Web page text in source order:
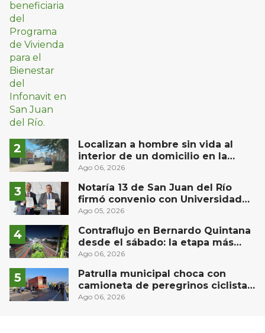
Localizan a hombre sin vida al
interior de un domicilio en la
comunidad El Rodeo, San Juan del
Ago 06, 2026
Notaría 13 de San Juan del Río
firmó convenio con Universidad
Privada del Bajío para recibir
Ago 05, 2026
Contraflujo en Bernardo Quintana
desde el sábado: la etapa más
compleja del operativo vial
Ago 06, 2026
Patrulla municipal choca con
camioneta de peregrinos ciclistas
en la autopista México-Querétaro
Ago 06, 2026